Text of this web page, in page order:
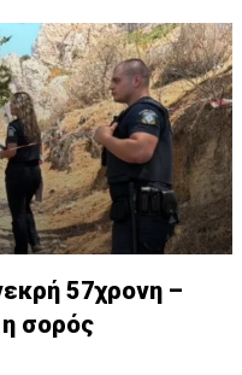
57χρονη –
σορός